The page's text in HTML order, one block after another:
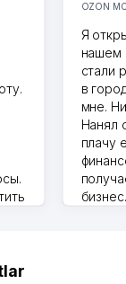
OZON
Я
нашем
стали
в
мне.
Нанял
плачу